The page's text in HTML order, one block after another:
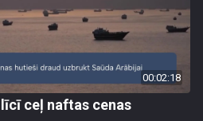
00:02:18
ceļ naftas cenas